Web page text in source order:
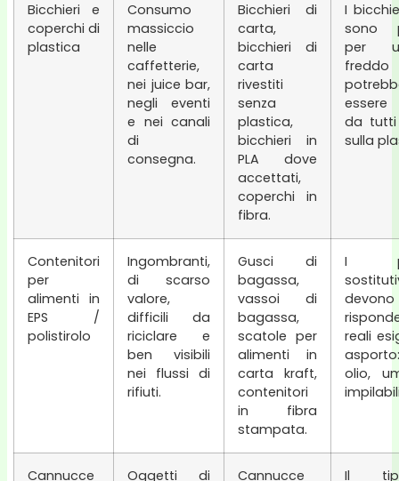
Bicchieri e
coperchi di
plastica
Consumo
massiccio
nelle
caffetterie,
nei juice bar,
negli eventi
e nei canali
di
consegna.
Bicchieri di
carta,
bicchieri di
carta
rivestiti
senza
plastica,
bicchieri in
PLA dove
accettati,
coperchi in
fibra.
I
sono
per
da tutti
sulla
Contenitori
per
alimenti in
EPS /
polistirolo
Ingombranti,
di scarso
valore,
difficili da
riciclare e
ben visibili
nei flussi di
rifiuti.
Gusci di
bagassa,
vassoi di
bagassa,
scatole per
alimenti in
carta kraft,
contenitori
in fibra
stampata.
I
devono
reali
olio,
Cannucce
Oggetti di
Cannucce
Il